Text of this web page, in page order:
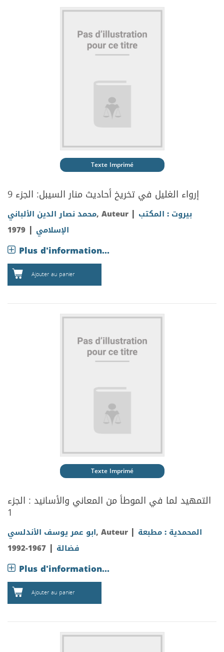
Texte Imprimé
إرواء الغليل في تخريخ أحاديث منار السيبل: الجزء 9
محمد نصار الدين الألباني, Auteur | بيروت : المكتب
الإسلامي |
1979
Plus d'information...
Ajouter au panier
Texte Imprimé
التمهيد لما في الموطأ من المعاني والأسانيد : الجزء
1
ابو عمر يوسف الأندلسي, Auteur | المحمدية : مطبعة
فضالة |
1967-1992
Plus d'information...
Ajouter au panier